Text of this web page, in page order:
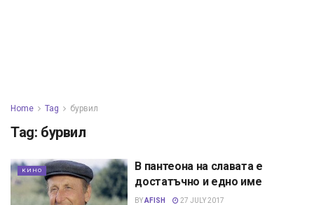
Home Tag бурвил
Tag: бурвил
КИНО
В пантеона на славата е
достатъчно и едно име
BYAFISH 27 JULY 2017